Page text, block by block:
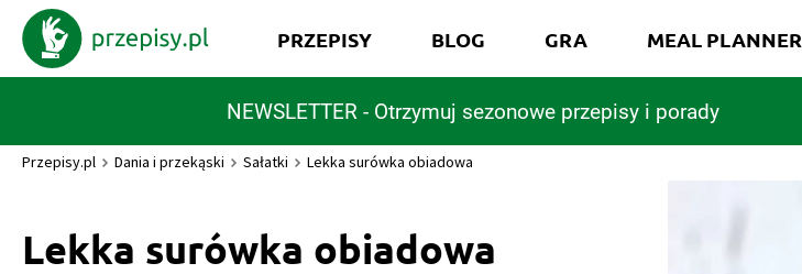
NEWSLETTER - Otrzymuj sezonowe przepisy i porady
PRZEPISY BLOG GRA MEAL PLANNER
Przepisy.pl Dania i przekąski Sałatki Lekka surówka obiadowa
Lekka surówka obiadowa